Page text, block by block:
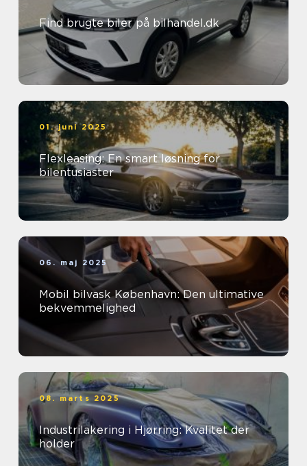
Find brugte biler på bilhandel.dk
01. juni 2025
Flexleasing: En smart løsning for
bilentusiaster
06. maj 2025
Mobil bilvask København: Den ultimative
bekvemmelighed
08. marts 2025
Industrilakering i Hjørring: Kvalitet der
holder